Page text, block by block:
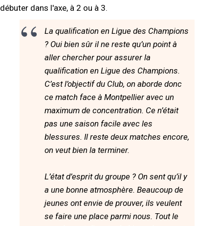
débuter dans l'axe, à 2 ou à 3.
La qualification en Ligue des Champions
? Oui bien sûr il ne reste qu’un point à
aller chercher pour assurer la
qualification en Ligue des Champions.
C’est l’objectif du Club, on aborde donc
ce match face à Montpellier avec un
maximum de concentration. Ce n’était
pas une saison facile avec les
blessures. Il reste deux matches encore,
on veut bien la terminer.
L’état d’esprit du groupe ? On sent qu’il y
a une bonne atmosphère. Beaucoup de
jeunes ont envie de prouver, ils veulent
se faire une place parmi nous. Tout le